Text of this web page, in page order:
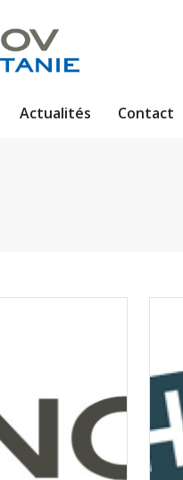
Actualités Contact